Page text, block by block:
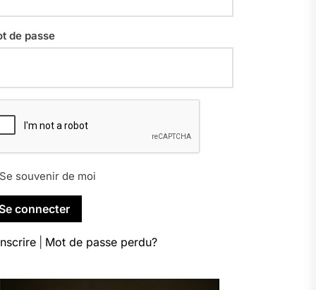
de passe
Se souvenir de moi
Mot de passe perdu?